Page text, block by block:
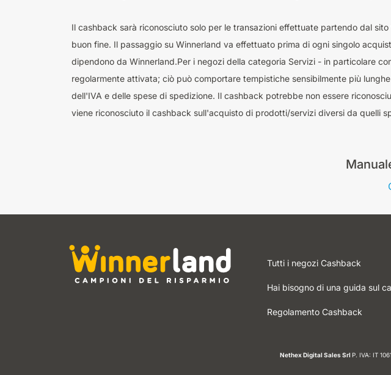
Il cashback sarà riconosciuto solo per le transazioni effettuate partendo dal
buon fine. Il passaggio su Winnerland va effettuato prima di ogni singolo
dipendono da Winnerland.Per i negozi della categoria Servizi - in particolare
regolarmente attivata; ciò può comportare tempistiche sensibilmente più
dell'IVA e delle spese di spedizione. Il cashback potrebbe non essere
viene riconosciuto il cashback sull'acquisto di prodotti/servizi diversi da quelli
Tutti i negozi Cashback
Hai bisogno di una guida sul
Regolamento Cashback
Nethex Digital Sales Srl P. IVA: IT